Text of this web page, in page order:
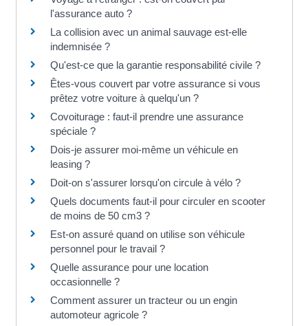
l'assurance auto ?
La collision avec un animal sauvage est-elle
indemnisée ?
Qu'est-ce que la garantie responsabilité civile ?
Êtes-vous couvert par votre assurance si vous
prêtez votre voiture à quelqu'un ?
Covoiturage : faut-il prendre une assurance
spéciale ?
Dois-je assurer moi-même un véhicule en
leasing ?
Doit-on s'assurer lorsqu'on circule à vélo ?
Quels documents faut-il pour circuler en scooter
de moins de 50 cm3 ?
Est-on assuré quand on utilise son véhicule
personnel pour le travail ?
Quelle assurance pour une location
occasionnelle ?
Comment assurer un tracteur ou un engin
automoteur agricole ?